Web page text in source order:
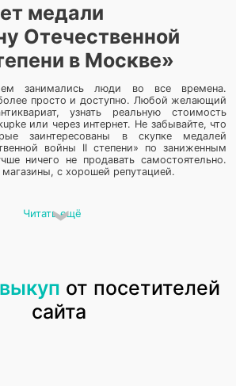
медали
Отечественной
в Москве»
занимались люди во все времена.
просто и доступно. Любой желающий
узнать реальную стоимость
или через интернет. Не забывайте, что
заинтересованы в скупке медалей
войны II степени» по заниженным
ничего не продавать самостоятельно.
с хорошей репутацией.
войны II степени»
договор. В нем укажем перечень
описание и цену. После продажи деньги
сразу, без вопросов и дополнительных
Читать ещё
от посетителей
сайта